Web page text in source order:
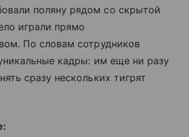
поляну рядом со скрытой
играли прямо
По словам сотрудников
кадры: им еще ни разу
сразу нескольких тигрят